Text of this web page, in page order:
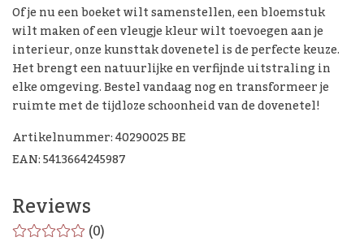
Of je nu een boeket wilt samenstellen, een bloemstuk
wilt maken of een vleugje kleur wilt toevoegen aan je
interieur, onze kunsttak dovenetel is de perfecte keuze.
Het brengt een natuurlijke en verfijnde uitstraling in
elke omgeving. Bestel vandaag nog en transformeer je
ruimte met de tijdloze schoonheid van de dovenetel!
Artikelnummer: 40290025 BE
EAN: 5413664245987
Reviews
(0)